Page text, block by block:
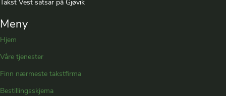
Takst Vest satsar på Gjøvik
Meny
Hjem
Våre tjenester
Finn nærmeste takstfirma
Bestillingsskjema